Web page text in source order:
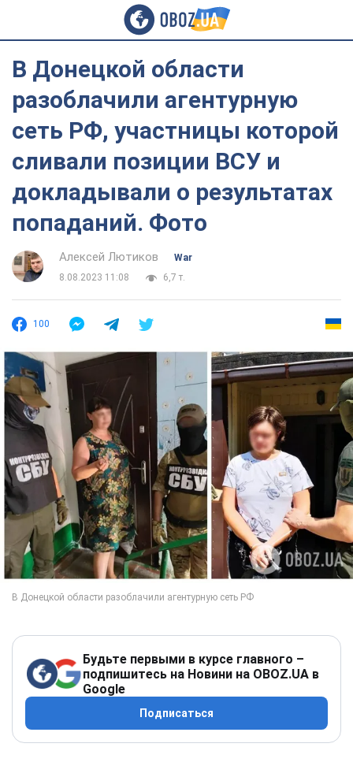
В Донецкой области
разоблачили агентурную
сеть РФ, участницы которой
сливали позиции ВСУ и
докладывали о результатах
попаданий. Фото
Алексей Лютиков
War
8.08.2023 11:08
6,7 т.
100
Будьте первыми в курсе главного –
подпишитесь на Новини на OBOZ.UA в
Google
Подписаться